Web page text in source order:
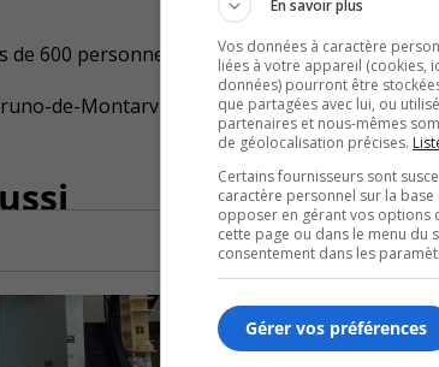
600 personnes.
de-Montarville, Longueuil, Terrebonne et
En savoir plus
Vos données à caractère
liées à votre appareil (cookies,
données) pourront être
que partagées avec lui, ou
partenaires et nous-mêmes
de géolocalisation précises.
Certains fournisseurs sont
caractère personnel sur la
opposer en gérant vos options
cette page ou dans le menu
consentement dans les
Gérer vos préférences